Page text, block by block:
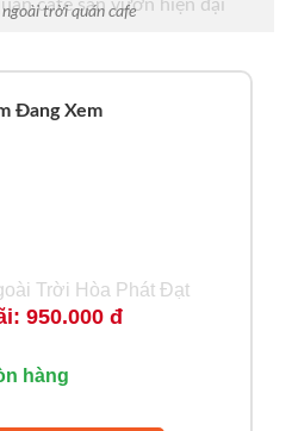
trời quán cafe
Đang Xem
950.000 đ
hàng